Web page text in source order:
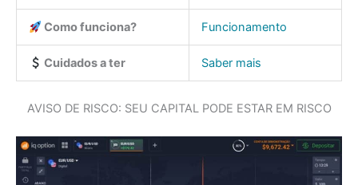
Como funciona? Funcionamento
Cuidados a ter Saber mais
AVISO DE RISCO: SEU CAPITAL PODE ESTAR EM RISCO